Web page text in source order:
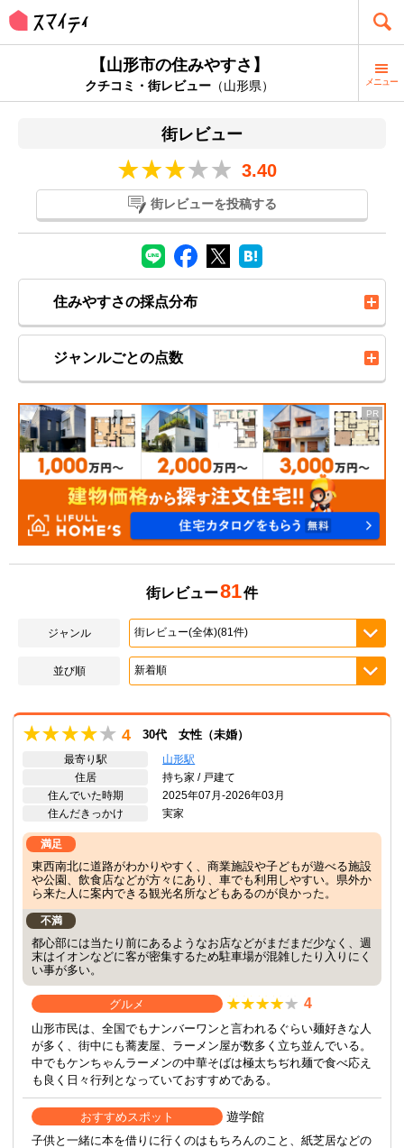
【山形市の住みやすさ】
クチコミ・街レビュー（山形県） メニュー
街レビュー
3.40
街レビューを投稿する
住みやすさの採点分布
ジャンルごとの点数
街レビュー81件
ジャンル
並び順
4 30代 女性（未婚）
最寄り駅
山形駅
住居
持ち家 / 戸建て
住んでいた時期
2025年07月-2026年03月
住んだきっかけ
実家
満足
東西南北に道路がわかりやすく、商業施設や子どもが遊べる施設
や公園、飲食店などが方々にあり、車でも利用しやすい。県外か
ら来た人に案内できる観光名所などもあるのが良かった。
不満
都心部には当たり前にあるようなお店などがまだまだ少なく、週
末はイオンなどに客が密集するため駐車場が混雑したり入りにく
い事が多い。
グルメ 4
山形市民は、全国でもナンバーワンと言われるぐらい麺好きな人
が多く、街中にも蕎麦屋、ラーメン屋が数多く立ち並んでいる。
中でもケンちゃんラーメンの中華そばは極太ちぢれ麺で食べ応え
も良く日々行列となっていておすすめである。
おすすめスポット 遊学館
子供と一緒に本を借りに行くのはもちろんのこと、紙芝居などの